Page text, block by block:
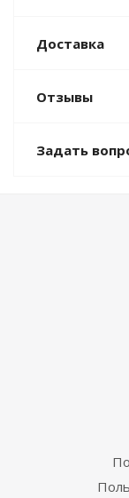
Доставка
Отзывы
Задать